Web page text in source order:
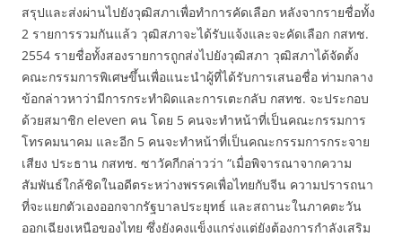
สรุปและส่งผ่านไปยังวุฒิสภาเพื่อทำการคัดเลือก หลังจากรายชื่อทั้ง
2 รายการรวมกันแล้ว วุฒิสภาจะได้รับแจ้งและจะคัดเลือก กสทช.
2554 รายชื่อทั้งสองรายการถูกส่งไปยังวุฒิสภา วุฒิสภาได้จัดตั้ง
คณะกรรมการพิเศษขึ้นเพื่อแนะนำผู้ที่ได้รับการเสนอชื่อ ท่ามกลาง
ข้อกล่าวหาว่ามีการกระทำผิดและการเตะกลับ กสทช. จะประกอบ
ด้วยสมาชิก eleven คน โดย 5 คนจะทำหน้าที่เป็นคณะกรรมการ
โทรคมนาคม และอีก 5 คนจะทำหน้าที่เป็นคณะกรรมการกระจาย
เสียง ประธาน กสทช. ซาวัคกีกล่าวว่า “เมื่อพิจารณาจากความ
สัมพันธ์ใกล้ชิดในอดีตระหว่างพรรคเพื่อไทยกับจีน ความปรารถนา
ที่จะแยกตัวเองออกจากรัฐบาลประยุทธ์ และสถานะในภาคตะวัน
ออกเฉียงเหนือของไทย ซึ่งยังคงแข็งแกร่งแต่ยังต้องการกำลังเสริม